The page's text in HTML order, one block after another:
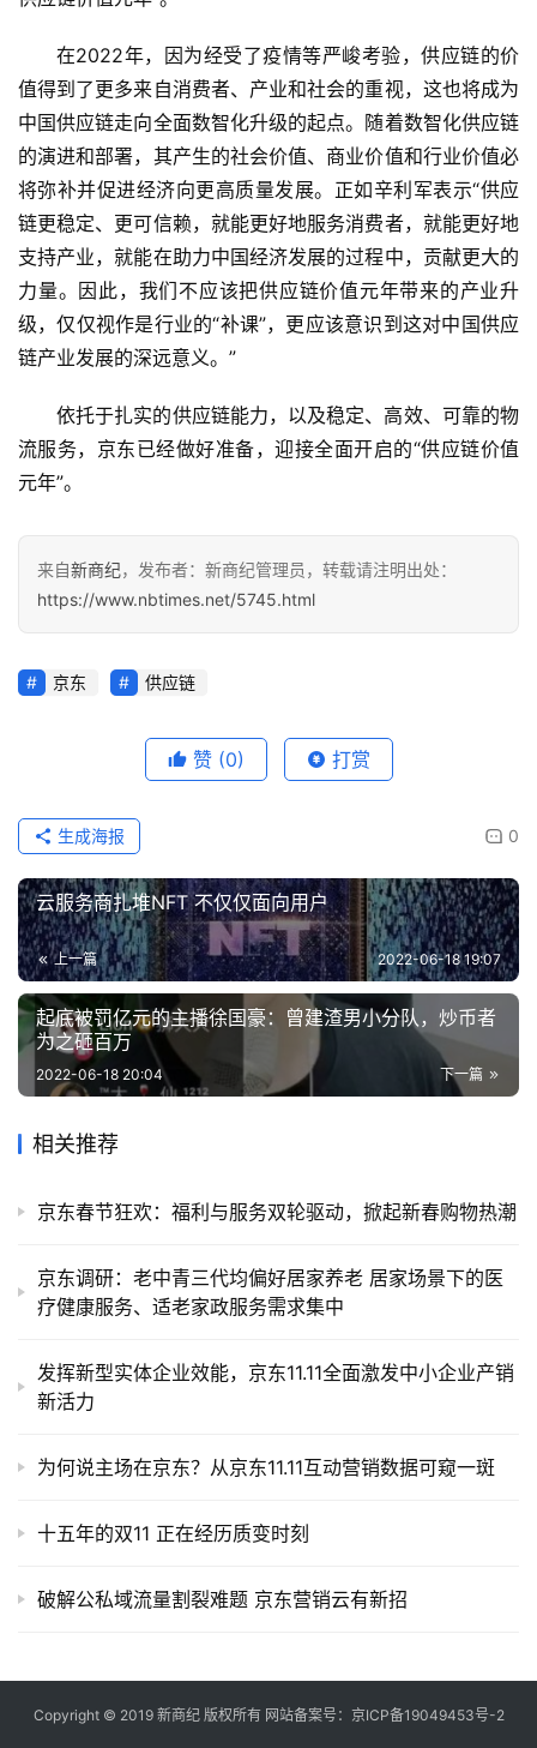
在2022年，因为经受了疫情等严峻考验，供应链的价
值得到了更多来自消费者、产业和社会的重视，这也将成为
中国供应链走向全面数智化升级的起点。随着数智化供应链
的演进和部署，其产生的社会价值、商业价值和行业价值必
将弥补并促进经济向更高质量发展。正如辛利军表示“供应
链更稳定、更可信赖，就能更好地服务消费者，就能更好地
支持产业，就能在助力中国经济发展的过程中，贡献更大的
力量。因此，我们不应该把供应链价值元年带来的产业升
级，仅仅视作是行业的“补课”，更应该意识到这对中国供应
链产业发展的深远意义。”
依托于扎实的供应链能力，以及稳定、高效、可靠的物
流服务，京东已经做好准备，迎接全面开启的“供应链价值
元年”。
来自新商纪，发布者：新商纪管理员，转载请注明出处：
https://www.nbtimes.net/5745.html
京东 供应链
赞 (0) 打赏
0
生成海报
云服务商扎堆NFT 不仅仅面向用户
上一篇 2022-06-18 19:07
起底被罚亿元的主播徐国豪：曾建渣男小分队，炒币者
为之砸百万
下一篇
2022-06-18 20:04
相关推荐
京东春节狂欢：福利与服务双轮驱动，掀起新春购物热潮
京东调研：老中青三代均偏好居家养老 居家场景下的医
疗健康服务、适老家政服务需求集中
发挥新型实体企业效能，京东11.11全面激发中小企业产销
新活力
为何说主场在京东？从京东11.11互动营销数据可窥一斑
十五年的双11 正在经历质变时刻
破解公私域流量割裂难题 京东营销云有新招
Copyright © 2019 新商纪版权所有 网站备案号： 京ICP备19049453号-2